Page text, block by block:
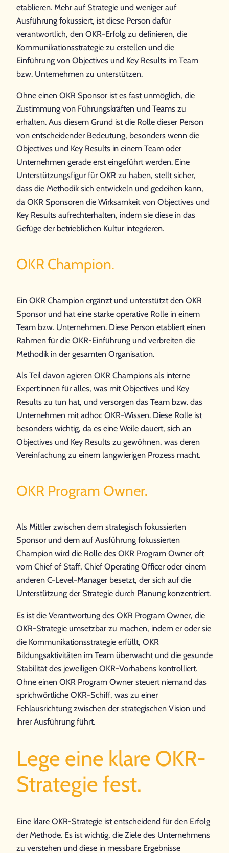
etablieren. Mehr auf Strategie und weniger auf
Ausführung fokussiert, ist diese Person dafür
verantwortlich, den OKR-Erfolg zu definieren, die
Kommunikationsstrategie zu erstellen und die
Einführung von Objectives und Key Results im Team
bzw. Unternehmen zu unterstützen.
Ohne einen OKR Sponsor ist es fast unmöglich, die
Zustimmung von Führungskräften und Teams zu
erhalten. Aus diesem Grund ist die Rolle dieser Person
von entscheidender Bedeutung, besonders wenn die
Objectives und Key Results in einem Team oder
Unternehmen gerade erst eingeführt werden. Eine
Unterstützungsfigur für OKR zu haben, stellt sicher,
dass die Methodik sich entwickeln und gedeihen kann,
da OKR Sponsoren die Wirksamkeit von Objectives und
Key Results aufrechterhalten, indem sie diese in das
Gefüge der betrieblichen Kultur integrieren.
OKR Champion.
Ein OKR Champion ergänzt und unterstützt den OKR
Sponsor und hat eine starke operative Rolle in einem
Team bzw. Unternehmen. Diese Person etabliert einen
Rahmen für die OKR-Einführung und verbreiten die
Methodik in der gesamten Organisation.
Als Teil davon agieren OKR Champions als interne
Expert:innen für alles, was mit Objectives und Key
Results zu tun hat, und versorgen das Team bzw. das
Unternehmen mit adhoc OKR-Wissen. Diese Rolle ist
besonders wichtig, da es eine Weile dauert, sich an
Objectives und Key Results zu gewöhnen, was deren
Vereinfachung zu einem langwierigen Prozess macht.
OKR Program Owner.
Als Mittler zwischen dem strategisch fokussierten
Sponsor und dem auf Ausführung fokussierten
Champion wird die Rolle des OKR Program Owner oft
vom Chief of Staff, Chief Operating Officer oder einem
anderen C-Level-Manager besetzt, der sich auf die
Unterstützung der Strategie durch Planung konzentriert.
Es ist die Verantwortung des OKR Program Owner, die
OKR-Strategie umsetzbar zu machen, indem er oder sie
die Kommunikationsstrategie erfüllt, OKR
Bildungsaktivitäten im Team überwacht und die gesunde
Stabilität des jeweiligen OKR-Vorhabens kontrolliert.
Ohne einen OKR Program Owner steuert niemand das
sprichwörtliche OKR-Schiff, was zu einer
Fehlausrichtung zwischen der strategischen Vision und
ihrer Ausführung führt.
Lege eine klare OKR-
Strategie fest.
Eine klare OKR-Strategie ist entscheidend für den Erfolg
der Methode. Es ist wichtig, die Ziele des Unternehmens
zu verstehen und diese in messbare Ergebnisse